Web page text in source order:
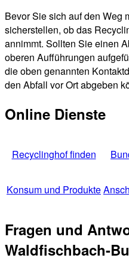
Bevor Sie sich auf den Weg
sicherstellen, ob das
annimmt. Sollten Sie einen
oberen Aufführungen
die oben genannten
den Abfall vor Ort abgeben
Online Dienste
Recyclinghof finden
Konsum und Produkte
Fragen und
Waldfischbach-